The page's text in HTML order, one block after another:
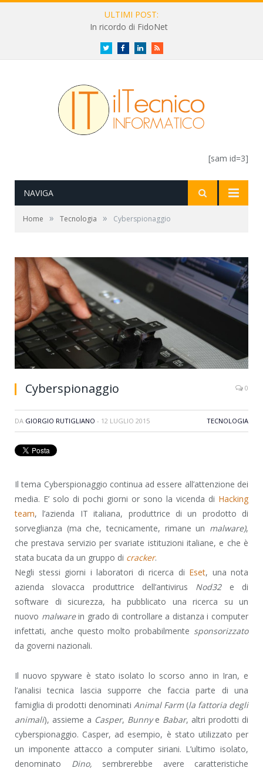
ULTIMI POST:
In ricordo di FidoNet
Twitter FacebookLinkedInRSS
[sam id=3]
NAVIGA
Home » Tecnologia » Cyberspionaggio
Cyberspionaggio 0
DA GIORGIO RUTIGLIANO - 12 LUGLIO 2015 TECNOLOGIA
Il tema Cyberspionaggio continua ad essere all’attenzione dei
media. E’ solo di pochi giorni or sono la vicenda di Hacking
team, l’azienda IT italiana, produttrice di un prodotto di
sorveglianza (ma che, tecnicamente, rimane un malware),
che prestava servizio per svariate istituzioni italiane, e che è
stata bucata da un gruppo di cracker.
Negli stessi giorni i laboratori di ricerca di Eset, una nota
azienda slovacca produttrice dell’antivirus Nod32e di
software di sicurezza, ha pubblicato una ricerca su un
nuovo malwarein grado di controllare a distanza i computer
infettati, anche questo molto probabilmente sponsorizzato
da governi nazionali.
Il nuovo spyware è stato isolato lo scorso anno in Iran, e
l’analisi tecnica lascia supporre che faccia parte di una
famiglia di prodotti denominati Animal Farm (la fattoria degli
animali), assieme a Casper, Bunnye Babar, altri prodotti di
cyberspionaggio. Casper, ad esempio, è stato utilizzato per
un imponente attacco a computer siriani. L’ultimo isolato,
denominato Dino, sembrerebbe avere caratteristiche